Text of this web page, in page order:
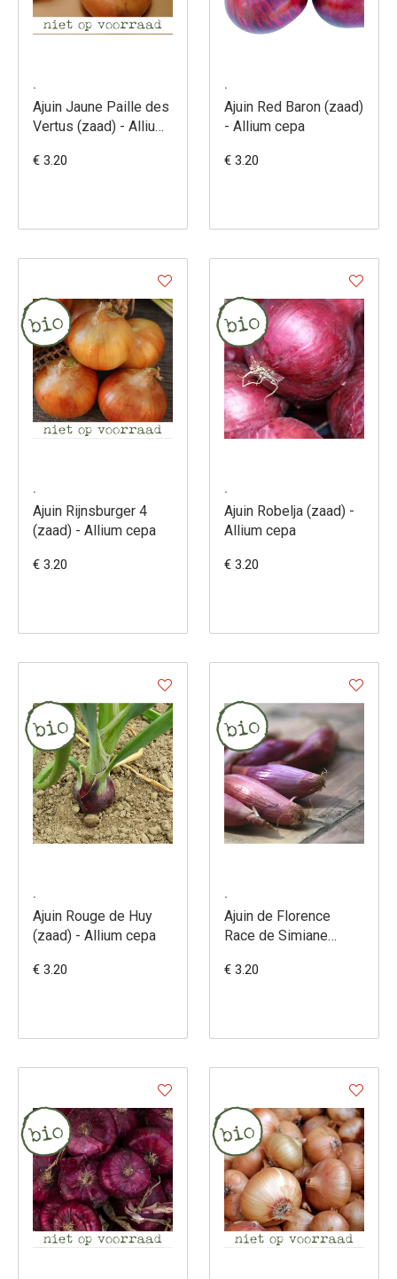
.
Ajuin Jaune Paille des
Vertus (zaad) - Allium
€ 3.20
.
Ajuin Red Baron (zaad)
- Allium cepa
€ 3.20
.
Ajuin Rijnsburger 4
(zaad) - Allium cepa
€ 3.20
.
Ajuin Robelja (zaad) -
Allium cepa
€ 3.20
.
Ajuin Rouge de Huy
(zaad) - Allium cepa
€ 3.20
.
Ajuin de Florence
Race de Simiane
€ 3.20